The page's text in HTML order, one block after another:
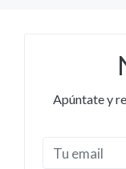
Apúntate y